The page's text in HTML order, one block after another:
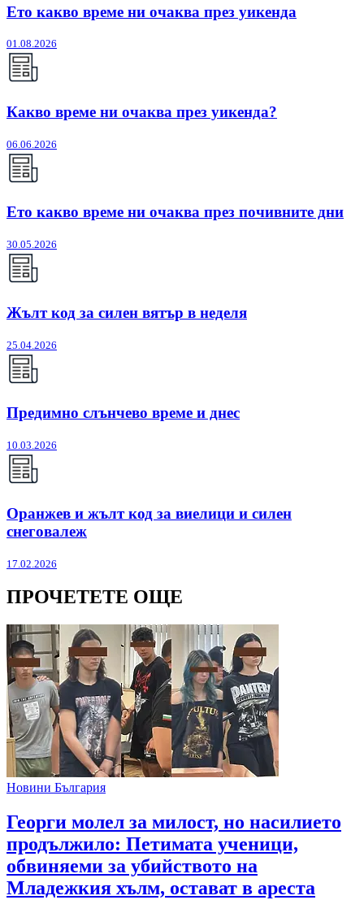
Ето какво време ни очаква през уикенда
01.08.2026
Какво време ни очаква през уикенда?
06.06.2026
Ето какво време ни очаква през почивните дни
30.05.2026
Жълт код за силен вятър в неделя
25.04.2026
Предимно слънчево време и днес
10.03.2026
Оранжев и жълт код за виелици и силен
снеговалеж
17.02.2026
ПРОЧЕТЕТЕ ОЩЕ
Новини България
Георги молел за милост, но насилието
продължило: Петимата ученици,
обвиняеми за убийството на
Младежкия хълм, остават в ареста